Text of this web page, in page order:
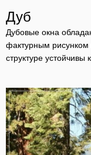
Дуб
Дубовые окна
фактурным рисунком
структуре устойчивы